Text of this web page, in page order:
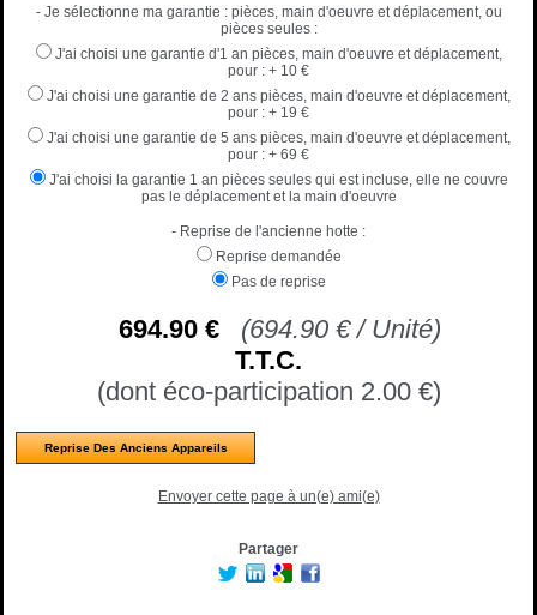
- Je sélectionne ma garantie : pièces, main d'oeuvre et déplacement, ou
pièces seules :
J'ai choisi une garantie d'1 an pièces, main d'oeuvre et déplacement,
pour : + 10 €
J'ai choisi une garantie de 2 ans pièces, main d'oeuvre et déplacement,
pour : + 19 €
J'ai choisi une garantie de 5 ans pièces, main d'oeuvre et déplacement,
pour : + 69 €
J'ai choisi la garantie 1 an pièces seules qui est incluse, elle ne couvre
pas le déplacement et la main d'oeuvre
- Reprise de l'ancienne hotte :
Reprise demandée
Pas de reprise
(694.90 €/ Unité)
694.90€
T.T.C.
(dont éco-participation 2.00 €)
Reprise Des Anciens Appareils
Envoyer cette page à un(e) ami(e)
Partager